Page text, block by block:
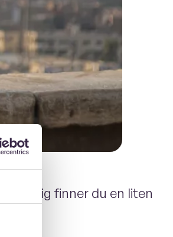
finner du en liten